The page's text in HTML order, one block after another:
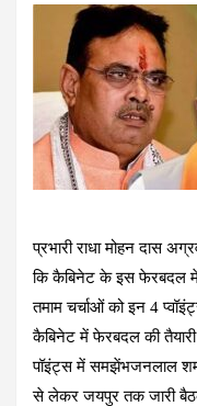
ce
b
o
o
k
at
s
A
p
p
e
gr
a
m
प्रभारी राधा मोहन दास
कि कैबिनेट के इस फेरबदल
तमाम चर्चाओं को इन 4
कैबिनेट में फेरबदल की
पॉइंट्स में समझेंभजनलाल
से लेकर जयपुर तक जारी